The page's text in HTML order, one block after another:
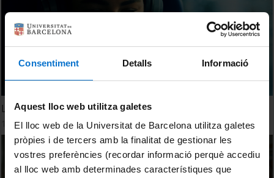
Consentiment Detalls Informació
Aquest lloc web utilitza galetes
El lloc web de la Universitat de Barcelona utilitza galetes
pròpies i de tercers amb la finalitat de gestionar les
vostres preferències (recordar informació perquè accediu
al lloc web amb determinades característiques que
La Universitat de Barcelona fa recerca per a tu
15 Enero, 2024